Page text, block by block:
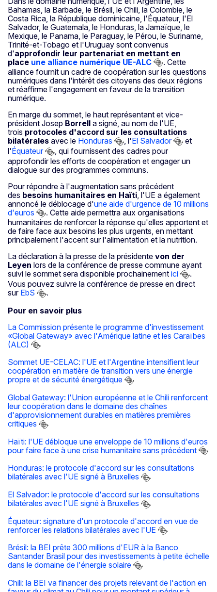
Bahamas, la Barbade, le Brésil, le Chili, la Colombie, le
Costa Rica, la République dominicaine, l'Équateur, l'El
Salvador, le Guatemala, le Honduras, la Jamaïque, le
Mexique, le Panama, le Paraguay, le Pérou, le Suriname,
Trinité-et-Tobago et l'Uruguay sont convenus
d'approfondir leur partenariat en mettant en
place une alliance numérique UE-ALC
. Cette
alliance fournit un cadre de coopération sur les questions
numériques dans l'intérêt des citoyens des deux régions
et réaffirme l'engagement en faveur de la transition
numérique.
En marge du sommet, le haut représentant et vice-
président Josep Borrell a signé, au nom de l'UE,
trois protocoles d'accord sur les consultations
bilatérales avec le Honduras , l'El Salvador
et
l'Équateur
, qui fournissent des cadres pour
approfondir les efforts de coopération et engager un
dialogue sur des programmes communs.
Pour répondre à l'augmentation sans précédent
des besoins humanitaires en Haïti , l'UE a également
annoncé le déblocage d'une aide d'urgence de 10 millions
d'euros
. Cette aide permettra aux organisations
humanitaires de renforcer la réponse qu'elles apportent et
de faire face aux besoins les plus urgents, en mettant
principalement l'accent sur l'alimentation et la nutrition.
La déclaration à la presse de la présidente von der
Leyen lors de la conférence de presse commune ayant
suivi le sommet sera disponible prochainement ici
.
Vous pouvez suivre la conférence de presse en direct
sur EbS
.
Pour en savoir plus
La Commission présente le programme d'investissement
«Global Gateway» avec l'Amérique latine et les Caraïbes
(ALC)
Sommet UE-CELAC: l'UE et l'Argentine intensifient leur
coopération en matière de transition vers une énergie
propre et de sécurité énergétique
Global Gateway: l'Union européenne et le Chili renforcent
leur coopération dans le domaine des chaînes
d'approvisionnement durables en matières premières
critiques
Haïti: l'UE débloque une enveloppe de 10 millions d'euros
pour faire face à une crise humanitaire sans précédent
Honduras: le protocole d'accord sur les consultations
bilatérales avec l'UE signé à Bruxelles
El Salvador: le protocole d'accord sur les consultations
bilatérales avec l'UE signé à Bruxelles
Équateur: signature d'un protocole d'accord en vue de
renforcer les relations bilatérales avec l'UE
Brésil: la BEI prête 300 millions d'EUR à la Banco
Santander Brasil pour des investissements à petite échelle
dans le domaine de l'énergie solaire
Chili: la BEI va financer des projets relevant de l'action en